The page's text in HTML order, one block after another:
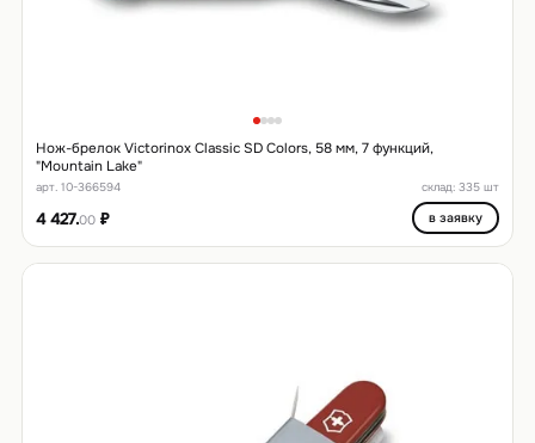
Нож-брелок Victorinox Classic SD Colors, 58 мм, 7 функций,
"Mountain Lake"
арт. 10-366594 склад: 335 шт
4 427.00₽ в заявку